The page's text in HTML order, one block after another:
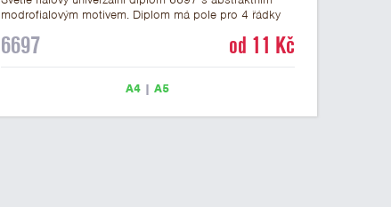
modrofialovým motivem. Diplom má pole pro 4 řádky
diplom 6697 máme ve formátu A4 a A5. Papírový
6697 od 11 Kč
A4 |A5